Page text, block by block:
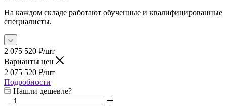
На каждом складе работают обученные и квалифицированные
специалисты.
2 075 520 ₽/шт
Варианты цен
2 075 520 ₽/шт
Подробности
Нашли дешевле?